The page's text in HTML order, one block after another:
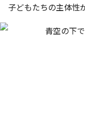
子どもたちの主体性